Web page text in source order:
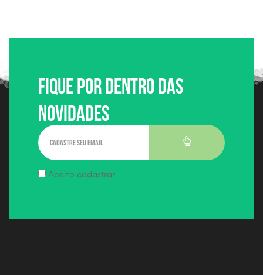
Fique por dentro das
Novidades
Aceito cadastrar